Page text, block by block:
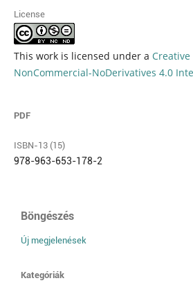
License
This work is licensed under a
NonCommercial-NoDerivatives 4.0
PDF
ISBN-13 (15)
978-963-653-178-2
Böngészés
Új megjelenések
Kategóriák